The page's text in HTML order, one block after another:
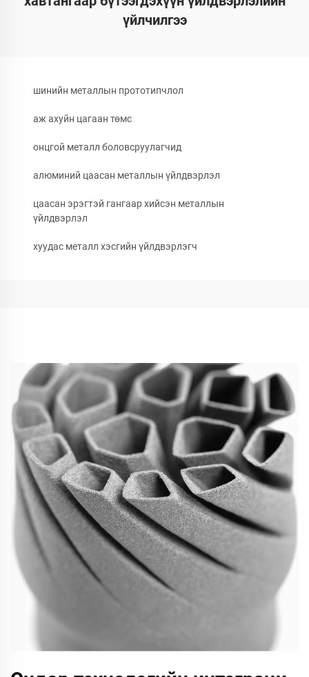
үйлчилгээ
шинийн металлын прототипчлол
аж ахуйн цагаан төмс
онцгой металл боловсруулагчид
алюминий цаасан металлын үйлдвэрлэл
цаасан эрэгтэй гангаар хийсэн металлын
үйлдвэрлэл
хуудас металл хэсгийн үйлдвэрлэгч